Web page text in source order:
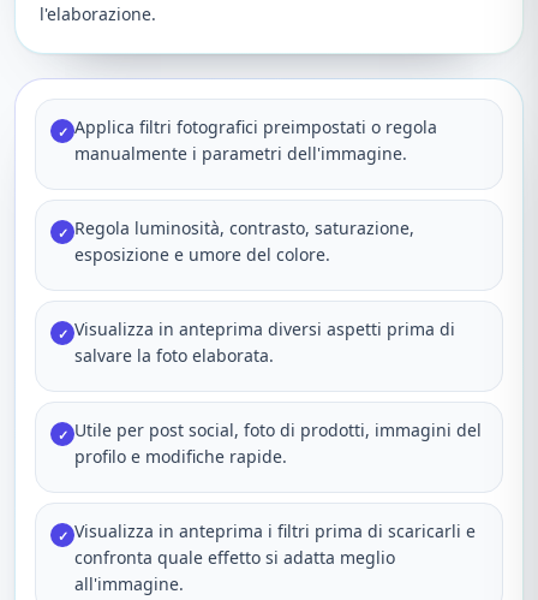
l'elaborazione.
✓ Applica filtri fotografici preimpostati o regola
manualmente i parametri dell'immagine.
✓ Regola luminosità, contrasto, saturazione,
esposizione e umore del colore.
✓ Visualizza in anteprima diversi aspetti prima di
salvare la foto elaborata.
✓ Utile per post social, foto di prodotti, immagini del
profilo e modifiche rapide.
✓ Visualizza in anteprima i filtri prima di scaricarli e
confronta quale effetto si adatta meglio
all'immagine.